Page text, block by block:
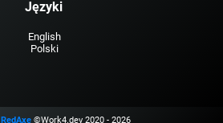
Języki
English
Polski
RedAxe ©Work4.dev 2020 - 2026